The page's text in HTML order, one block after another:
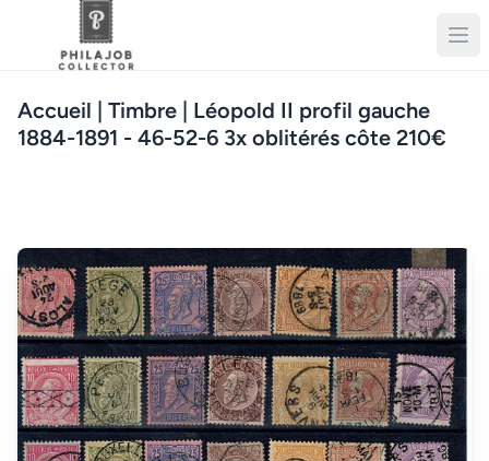
Accueil | Timbre | Léopold II profil gauche
1884-1891 - 46-52-6 3x oblitérés côte 210€